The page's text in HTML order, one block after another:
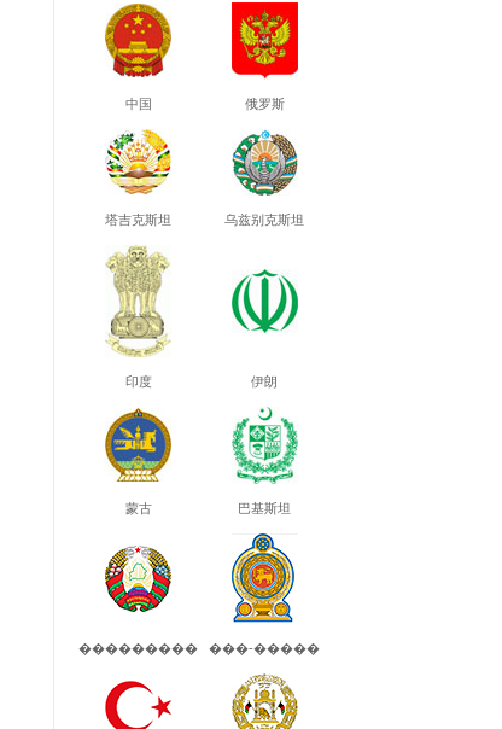
中国 俄罗斯
塔吉克斯坦 乌兹别克斯坦
印度 伊朗
蒙古 巴基斯坦
��������� ���-�����